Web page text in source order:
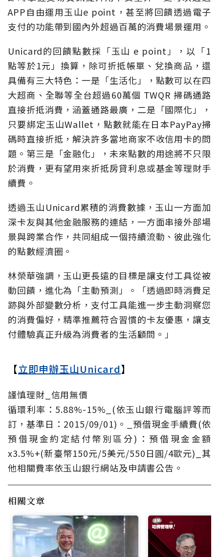
APP自由運用玉山e point，甚至將回饋透過電子
支付的功能帶到國內外超過百萬的消費場景運用。
Unicard的回饋點數採「玉山 e point」，以「1
點等於1元」換算，除可折抵帳單、兌換商品，還
具備有三大特色：一是「生活化」，點數可以在四
大超商、全聯等全台超過60萬個 TWQR 掃碼通路
直接折抵消費，涵蓋通路最廣，二是「國際化」，
只要綁定玉山Wallet，點數就能在日本PayPay掃
碼時直接折抵，解決許多當地商家不收信用卡的問
題。第三是「金融化」，未來點數的用途將不只限
於消費，更有望用來折抵房貸利息或基金等理財手
續費。
透過玉山Unicard累積的消費數據，玉山一方面加
深卡友與其他金融服務的連結，一方面串接外部場
景與跨業合作，共同組成一個持續流動、彼此強化
的點數經濟圈。
林榮華強調，玉山更長遠的目標是讓支付工具從被
動回饋，進化為「主動預測」。「透過即時消費足
跡與外部變數分析，支付工具能進一步主動洞察您
的消費偏好，精準推薦符合習慣的卡友優惠，讓支
付體驗真正升級為消費者的生活顧問。」
【立即申辦玉山Unicard】
謹慎理財_信用無價
循環利率：5.88%-15%_(依玉山銀行電腦評等而
訂，基準日：2015/09/01)。_預借現金手續費(依
預借現金約定結付幣別區分)：預借現金金額
x3.5%+(新臺幣150元/5美元/550日圓/4歐元)_其
他相關費率依玉山銀行網站及申請書公告。
相關文章